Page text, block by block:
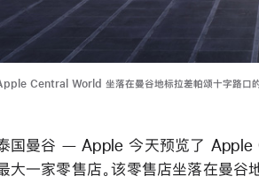
Central World 坐落在曼谷地标拉差帕颂十字路口的
国曼谷 — Apple 今天预览了 Apple
大一家零售店。该零售店坐落在曼谷